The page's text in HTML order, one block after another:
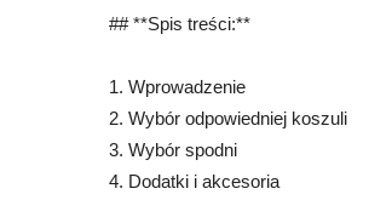
## **Spis treści:**
1. Wprowadzenie
2. Wybór odpowiedniej koszuli
3. Wybór spodni
4. Dodatki i akcesoria